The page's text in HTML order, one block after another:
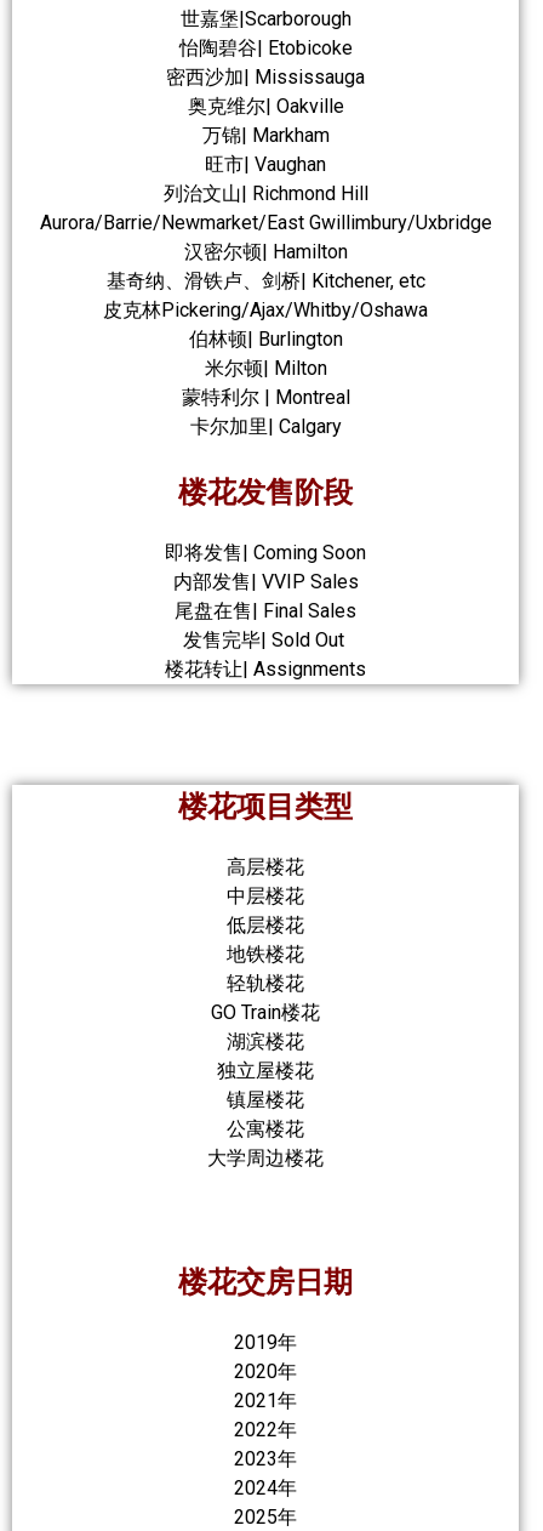
世嘉堡|Scarborough
怡陶碧谷| Etobicoke
密西沙加| Mississauga
奥克维尔| Oakville
万锦| Markham
旺市| Vaughan
列治文山| Richmond Hill
Aurora/Barrie/Newmarket/East Gwillimbury/Uxbridge
汉密尔顿| Hamilton
基奇纳、滑铁卢、剑桥| Kitchener, etc
皮克林Pickering/Ajax/Whitby/Oshawa
伯林顿| Burlington
米尔顿| Milton
蒙特利尔 | Montreal
卡尔加里| Calgary
楼花发售阶段
即将发售| Coming Soon
内部发售| VVIP Sales
尾盘在售| Final Sales
发售完毕| Sold Out
楼花转让| Assignments
楼花项目类型
高层楼花
中层楼花
低层楼花
地铁楼花
轻轨楼花
GO Train楼花
湖滨楼花
独立屋楼花
镇屋楼花
公寓楼花
大学周边楼花
楼花交房日期
2019年
2020年
2021年
2022年
2023年
2024年
2025年